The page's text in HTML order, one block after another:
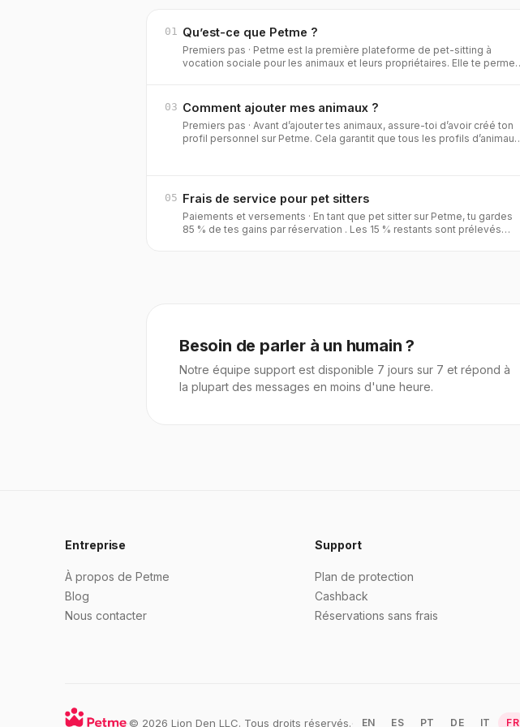
01 Qu’est-ce que Petme ?
Premiers pas · Petme est la première plateforme de pet-sitting à
vocation sociale pour les animaux et leurs propriétaires. Elle te permet
03 Comment ajouter mes animaux ?
Premiers pas · Avant d’ajouter tes animaux, assure-toi d’avoir créé ton
profil personnel sur Petme. Cela garantit que tous les profils d’animaux
05 Frais de service pour pet sitters
Paiements et versements · En tant que pet sitter sur Petme, tu gardes
85 % de tes gains par réservation . Les 15 % restants sont prélevés
Besoin de parler à un humain ?
Notre équipe support est disponible 7 jours sur 7 et répond à
la plupart des messages en moins d'une heure.
Entreprise
À propos de Petme
Blog
Nous contacter
Support
Plan de protection
Cashback
Réservations sans frais
·© 2026 Lion Den LLC. Tous droits réservés.· EN ES PT DE IT FR